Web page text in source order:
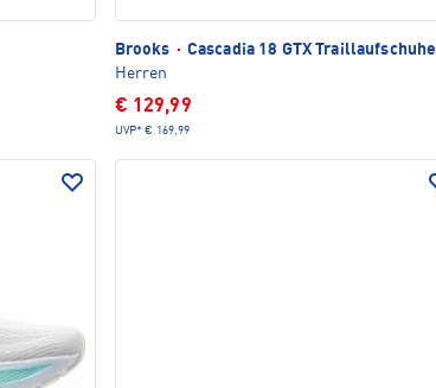
Brooks · Cascadia 18 GTX Traillaufschuhe
Herren
€ 129,99
UVP* € 169,99